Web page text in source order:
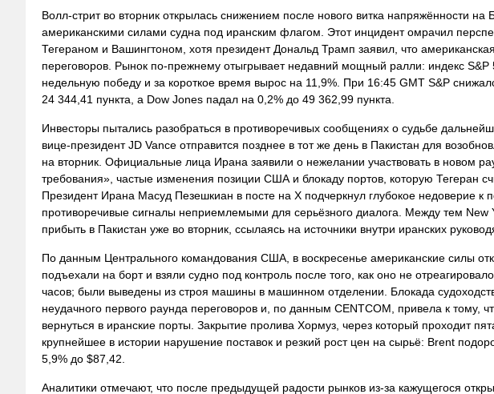
Волл‑стрит во вторник открылась снижением после нового витка напряжённости на
американскими силами судна под иранским флагом. Этот инцидент омрачил
Тегераном и Вашингтоном, хотя президент Дональд Трамп заявил, что
переговоров. Рынок по-прежнему отыгрывает недавний мощный ралли: индекс S&P
недельную победу и за короткое время вырос на 11,9%. При 16:45 GMT S&P
24 344,41 пункта, а Dow Jones падал на 0,2% до 49 362,99 пункта.
Инвесторы пытались разобраться в противоречивых сообщениях о судьбе
вице‑президент JD Vance отправится позднее в тот же день в Пакистан для
на вторник. Официальные лица Ирана заявили о нежелании участвовать в новом
требования», частые изменения позиции США и блокаду портов, которую Тегеран
Президент Ирана Масуд Пезешкиан в посте на X подчеркнул глубокое недоверие к
противоречивые сигналы неприемлемыми для серьёзного диалога. Между тем
прибыть в Пакистан уже во вторник, ссылаясь на источники внутри иранских
По данным Центрального командования США, в воскресенье американские силы
подъехали на борт и взяли судно под контроль после того, как оно не
часов; были выведены из строя машины в машинном отделении. Блокада
неудачного первого раунда переговоров и, по данным CENTCOM, привела к тому,
вернуться в иранские порты. Закрытие пролива Хормуз, через который проходит
крупнейшее в истории нарушение поставок и резкий рост цен на сырьё: Brent
5,9% до $87,42.
Аналитики отмечают, что после предыдущей радости рынков из‑за кажущегося